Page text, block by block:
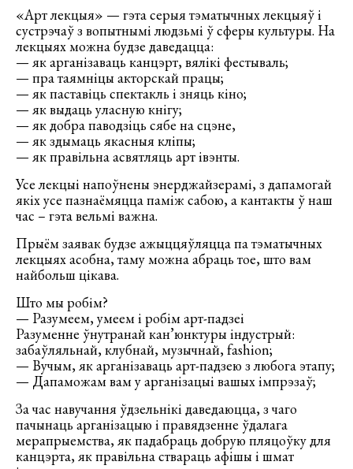
«Арт лекцыя» — гэта серыя тэматычных лекцыяў і
сустрэчаў з вопытнымі людзьмі ў сферы культуры. На
лекцыях можна будзе даведацца:
— як арганізаваць канцэрт, вялікі фестываль;
— пра таямніцы акторскай працы;
— як паставіць спектакль і зняць кіно;
— як выдаць уласную кнігу;
— як добра паводзіць сябе на сцэне,
— як здымаць якасныя кліпы;
— як правільна асвятляць арт івэнты.
Усе лекцыі напоўнены энерджайзерамі, з дапамогай
якіх усе пазнаёмяцца паміж сабою, а кантакты ў наш
час – гэта вельмі важна.
Прыём заявак будзе ажыццяўляцца па тэматычных
лекцыях асобна, таму можна абраць тое, што вам
найбольш цікава.
Што мы робім?
— Разумеем, умеем і робім арт-падзеі
Разуменне ўнутранай кан’юнктуры індустрый:
забаўляльнай, клубнай, музычнай, fashion;
— Вучым, як арганізаваць арт-падзею з любога этапу;
— Дапаможам вам у арганізацыі вашых імпрэзаў;
За час навучання ўдзельнікі даведаюцца, з чаго
пачынаць арганізацыю і правядзенне ўдалага
мерапрыемства, як падабраць добрую пляцоўку для
канцэрта, як правільна ствараць афішы і шмат